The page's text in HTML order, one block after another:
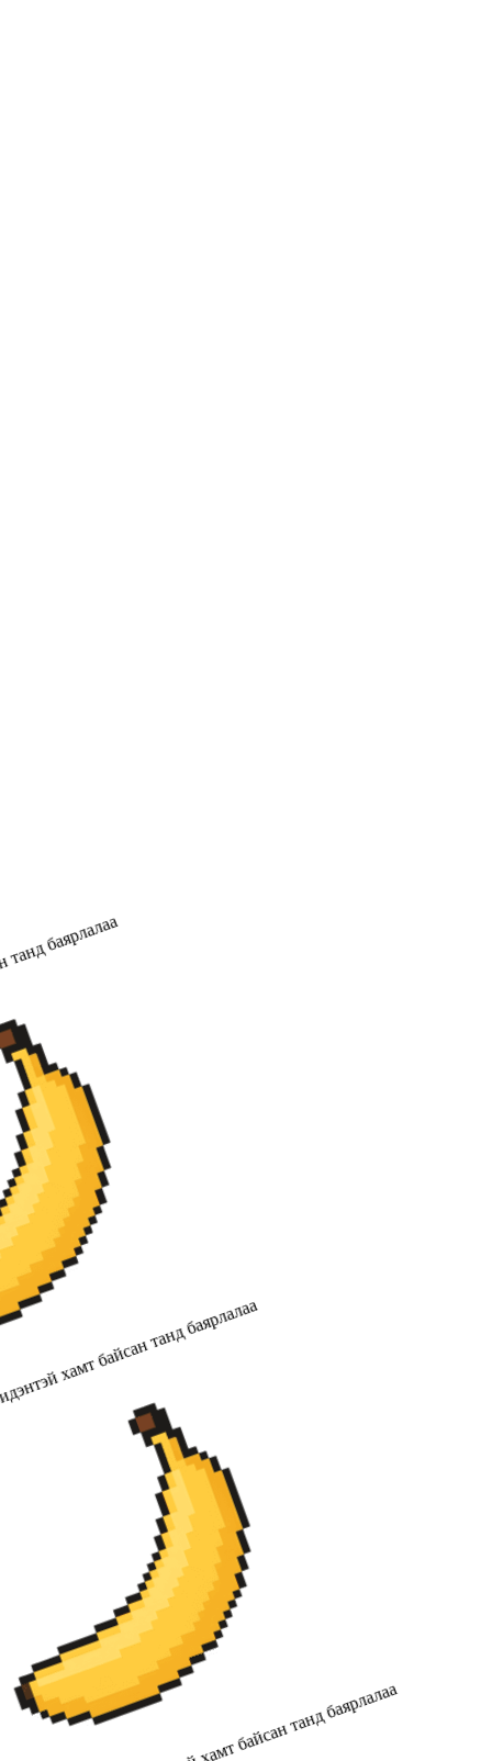
хамт байсан танд баярлалаа